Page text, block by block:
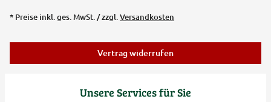
Unsere Services für Sie
* Preise inkl. ges. MwSt. / zzgl.Versandkosten
Vertrag widerrufen